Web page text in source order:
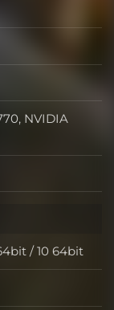
NVIDIA
/ 10 64bit